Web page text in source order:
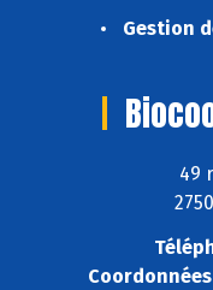
Gestion
49
Coordonnées